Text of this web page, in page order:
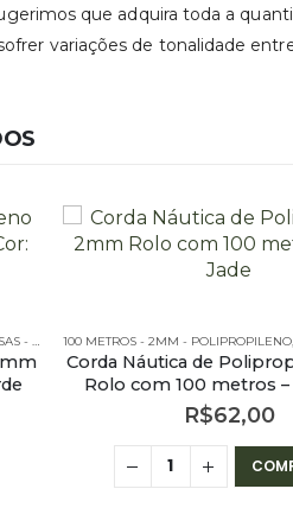
que adquira toda a
variações de tonalidade
- 2MM ,OUTLET,PE - 2MM -
100 METROS - 2MM - POLIPROPILENO,
Corda Náutica de
Rolo com 100 metros –
R$62,00